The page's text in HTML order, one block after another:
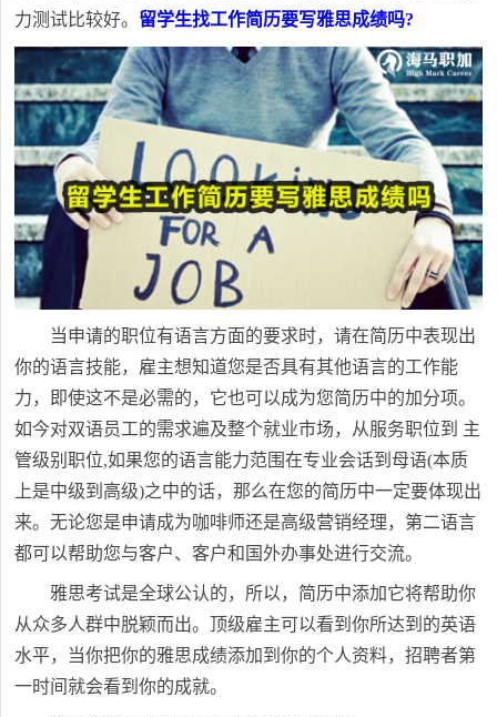
力测试比较好。 留学生找工作简历要写雅思成绩吗?
当申请的职位有语言方面的要求时，请在简历中表现出
你的语言技能，雇主想知道您是否具有其他语言的工作能
力，即使这不是必需的，它也可以成为您简历中的加分项。
如今对双语员工的需求遍及整个就业市场，从服务职位到 主
管级别职位,如果您的语言能力范围在专业会话到母语(本质
上是中级到高级)之中的话，那么在您的简历中一定要体现出
来。无论您是申请成为咖啡师还是高级营销经理，第二语言
都可以帮助您与客户、客户和国外办事处进行交流。
雅思考试是全球公认的，所以，简历中添加它将帮助你
从众多人群中脱颖而出。顶级雇主可以看到你所达到的英语
水平，当你把你的雅思成绩添加到你的个人资料，招聘者第
一时间就会看到你的成就。